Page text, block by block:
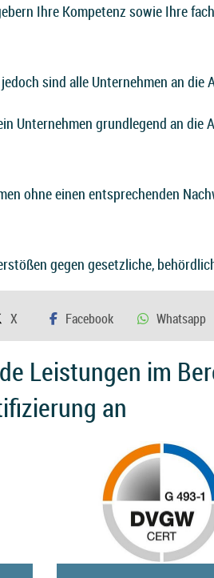
Ihre Kompetenz sowie Ihre
sind alle Unternehmen an die
Unternehmen grundlegend an die
ohne einen entsprechenden
gegen gesetzliche,
Leistungen im
an